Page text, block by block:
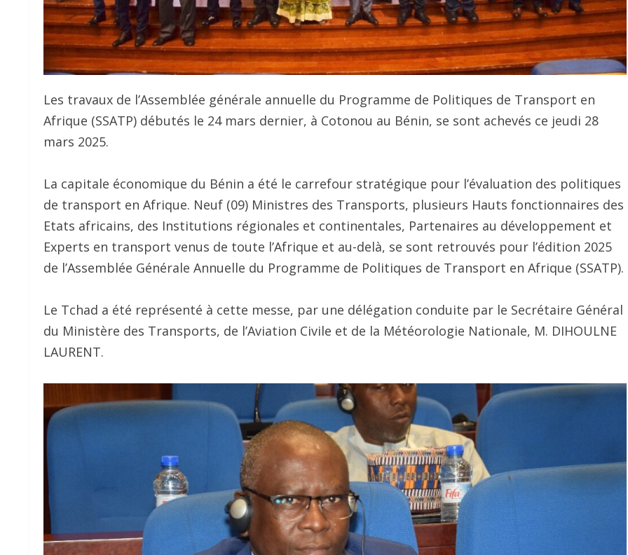
Les travaux de l’Assemblée générale annuelle du Programme de Politiques de Transport en
Afrique (SSATP) débutés le 24 mars dernier, à Cotonou au Bénin, se sont achevés ce jeudi 28
mars 2025.
La capitale économique du Bénin a été le carrefour stratégique pour l’évaluation des politiques
de transport en Afrique. Neuf (09) Ministres des Transports, plusieurs Hauts fonctionnaires des
Etats africains, des Institutions régionales et continentales, Partenaires au développement et
Experts en transport venus de toute l’Afrique et au-delà, se sont retrouvés pour l’édition 2025
de l’Assemblée Générale Annuelle du Programme de Politiques de Transport en Afrique (SSATP).
Le Tchad a été représenté à cette messe, par une délégation conduite par le Secrétaire Général
du Ministère des Transports, de l’Aviation Civile et de la Météorologie Nationale, M. DIHOULNE
LAURENT.